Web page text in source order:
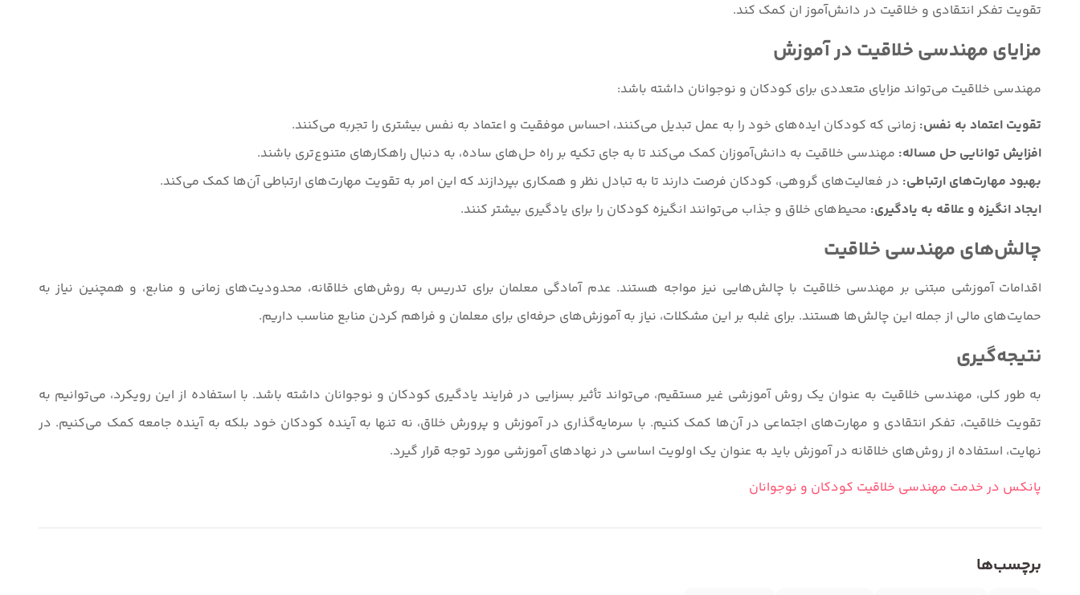
تقویت تفکر انتقادی و خلاقیت در دانش‌آموز ان کمک کند.
مزایای مهندسی خلاقیت در آموزش
مهندسی خلاقیت می‌تواند مزایای متعددی برای کودکان و نوجوانان داشته باشد:
تقویت اعتماد به نفس: زمانی که کودکان ایده‌های خود را به عمل تبدیل می‌کنند، احساس موفقیت و اعتماد به نفس بیشتری را تجربه می‌کنند.
افزایش توانایی حل مساله: مهندسی خلاقیت به دانش‌آموزان کمک می‌کند تا به جای تکیه بر راه حل‌های ساده، به دنبال راهکارهای متنوع‌تری باشند.
بهبود مهارت‌های ارتباطی: در فعالیت‌های گروهی، کودکان فرصت دارند تا به تبادل نظر و همکاری بپردازند که این امر به تقویت مهارت‌های ارتباطی آن‌ها کمک می‌کند.
ایجاد انگیزه و علاقه به یادگیری: محیط‌های خلاق و جذاب می‌توانند انگیزه کودکان را برای یادگیری بیشتر کنند.
چالش‌های مهندسی خلاقیت
اقدامات آموزشی مبتنی بر مهندسی خلاقیت با چالش‌هایی نیز مواجه هستند. عدم آمادگی معلمان برای تدریس به روش‌های خلاقانه، محدودیت‌های زمانی و منابع، و همچنین نیاز به
حمایت‌های مالی از جمله این چالش‌ها هستند. برای غلبه بر این مشکلات، نیاز به آموزش‌های حرفه‌ای برای معلمان و فراهم کردن منابع مناسب داریم.
نتیجه‌گیری
به طور کلی، مهندسی خلاقیت به عنوان یک روش آموزشی غیر مستقیم، می‌تواند تأثیر بسزایی در فرایند یادگیری کودکان و نوجوانان داشته باشد. با استفاده از این رویکرد، می‌توانیم به
تقویت خلاقیت، تفکر انتقادی و مهارت‌های اجتماعی در آن‌ها کمک کنیم. با سرمایه‌گذاری در آموزش و پرورش خلاق، نه تنها به آینده کودکان خود بلکه به آینده جامعه کمک می‌کنیم. در
نهایت، استفاده از روش‌های خلاقانه در آموزش باید به عنوان یک اولویت اساسی در نهادهای آموزشی مورد توجه قرار گیرد.
پانکس در خدمت مهندسی خلاقیت کودکان و نوجوانان
برچسب‌ها